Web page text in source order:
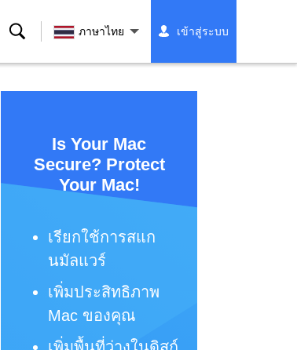
ค้นหา ภาษาไทย เข้าสู่ระบบ
Is Your Mac
Secure? Protect
Your Mac!
เรียกใช้การสแก
นมัลแวร์
เพิ่มประสิทธิภาพ
Mac ของคุณ